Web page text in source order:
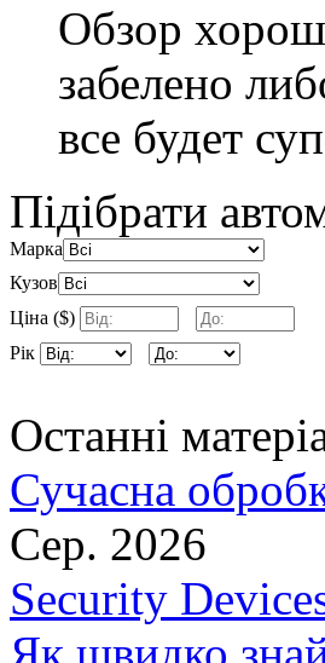
Обзор
забелено
все будет
Підібрати
Марка
Кузов
Ціна ($)
Рік
Останні
Сучасна
Сер. 2026
Security
Як швидко